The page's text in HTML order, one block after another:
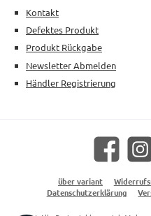
Kontakt
Defektes Produkt
Produkt Rückgabe
Newsletter Abmelden
Händler Registrierung
Facebook
über variant
Datenschutzerklärung